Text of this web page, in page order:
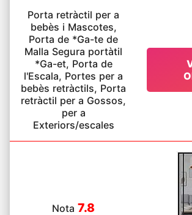
Porta retràctil per a
bebès i Mascotes,
Porta de *Ga-te de
Malla Segura portàtil
*Ga-et, Porta de
l'Escala, Portes per a
bebès retràctils, Porta
retràctil per a Gossos,
per a
Exteriors/escales
Nota 7.8